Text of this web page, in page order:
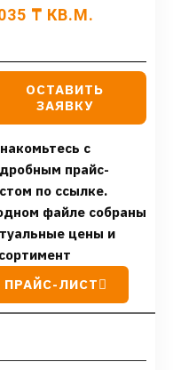
₸ КВ.М.
ОСТАВИТЬ
ЗАЯВКУ
с
прайс-
по ссылке.
файле собраны
цены и
ПРАЙС-ЛИСТ